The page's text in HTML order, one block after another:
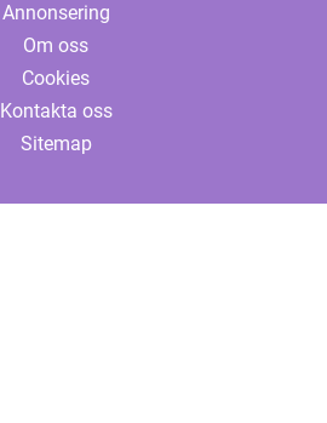
Annonsering
Om oss
Cookies
Kontakta oss
Sitemap